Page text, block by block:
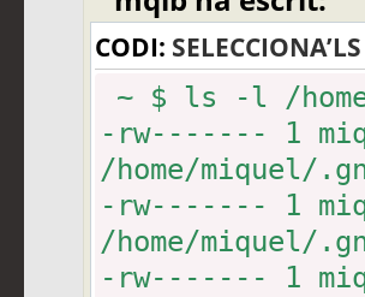
CODI:
~ $ ls -l /
-rw------- 1
/home/miquel/
-rw------- 1
/home/miquel/
-rw------- 1